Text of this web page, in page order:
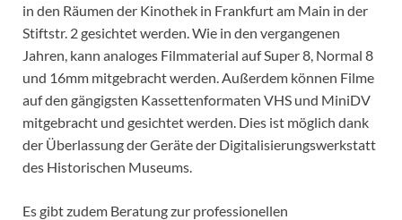
in den Räumen der Kinothek in Frankfurt am Main in der
Stiftstr. 2 gesichtet werden. Wie in den vergangenen
Jahren, kann analoges Filmmaterial auf Super 8, Normal 8
und 16mm mitgebracht werden. Außerdem können Filme
auf den gängigsten Kassettenformaten VHS und MiniDV
mitgebracht und gesichtet werden. Dies ist möglich dank
der Überlassung der Geräte der Digitalisierungswerkstatt
des Historischen Museums.
Es gibt zudem Beratung zur professionellen